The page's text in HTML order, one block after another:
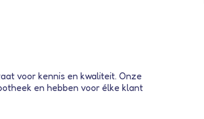
voor kennis en kwaliteit. Onze
en hebben voor élke klant